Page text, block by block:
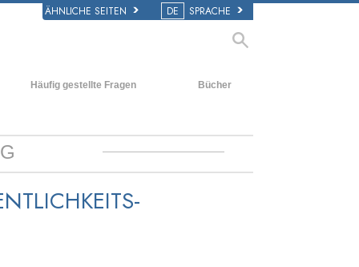
ÄHNLICHE SEITEN DE SPRACHE
Häufig gestellte Fragen
Innerhalb einer Scientology Kirche
Bücher
Filme